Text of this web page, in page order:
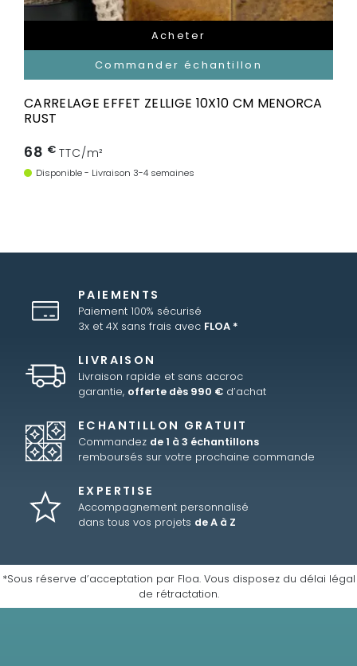
Acheter
Commander échantillon
CARRELAGE EFFET ZELLIGE 10X10 CM MENORCA
RUST
68 € TTC/m²
Disponible - Livraison 3-4 semaines
PAIEMENTS
Paiement 100% sécurisé
3x et 4X sans frais avec FLOA *
LIVRAISON
Livraison rapide et sans accroc
garantie, offerte dès 990 € d’achat
ECHANTILLON GRATUIT
Commandez de 1 à 3 échantillons
remboursés sur votre prochaine commande
EXPERTISE
Accompagnement personnalisé
dans tous vos projets de A à Z
*Sous réserve d’acceptation par Floa. Vous disposez du délai légal
de rétractation.